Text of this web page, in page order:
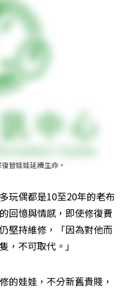
替娃娃延續生命。
玩偶都是10至20年的老布
回憶與情感，即使修復費
堅持維修，「因為對他而
，不可取代。」
的娃娃，不分新舊貴賤，